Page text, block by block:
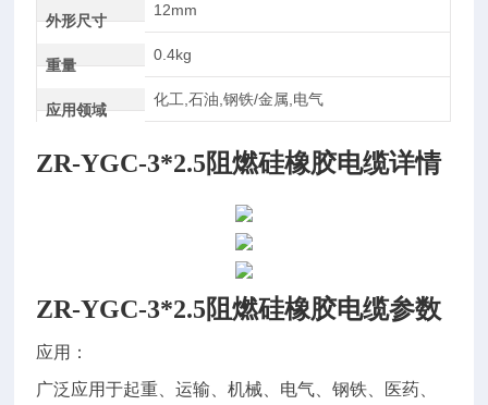
外形尺寸
12mm
重量
0.4kg
应用领域
化工,石油,钢铁/金属,电气
ZR-YGC-3*2.5阻燃硅橡胶电缆详情
ZR-YGC-3*2.5阻燃硅橡胶电缆参数
应用：
广泛应用于起重、运输、机械、电气、钢铁、医药、